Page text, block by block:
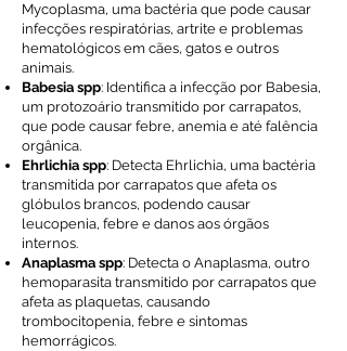
Mycoplasma, uma bactéria que pode causar
infecções respiratórias, artrite e problemas
hematológicos em cães, gatos e outros
animais.
Babesia spp: Identifica a infecção por Babesia,
um protozoário transmitido por carrapatos,
que pode causar febre, anemia e até falência
orgânica.
Ehrlichia spp: Detecta Ehrlichia, uma bactéria
transmitida por carrapatos que afeta os
glóbulos brancos, podendo causar
leucopenia, febre e danos aos órgãos
internos.
Anaplasma spp: Detecta o Anaplasma, outro
hemoparasita transmitido por carrapatos que
afeta as plaquetas, causando
trombocitopenia, febre e sintomas
hemorrágicos.